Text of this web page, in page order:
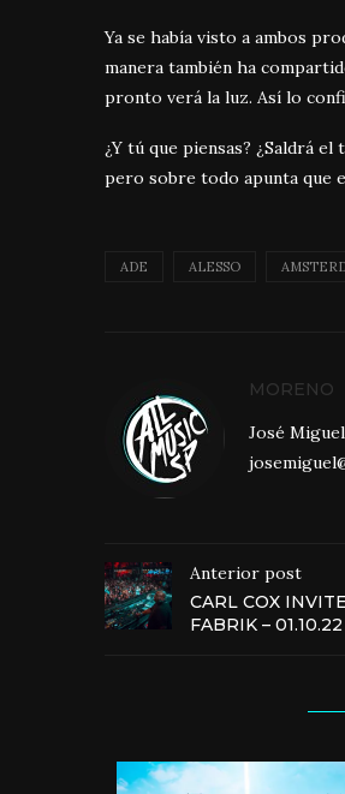
Ya se había visto a ambos
manera también ha
pronto verá la luz. Así lo
¿Y tú que piensas? ¿Saldrá
pero sobre todo apunta que
ADE ALESSO
MORENO
José
Anterior post
CARL COX
FABRIK – 01.10.22